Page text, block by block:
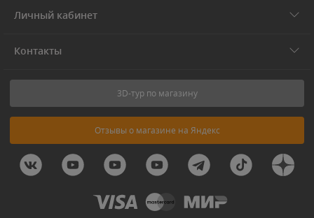
Личный кабинет
Контакты
3D-тур по магазину
Отзывы о магазине на Яндекс